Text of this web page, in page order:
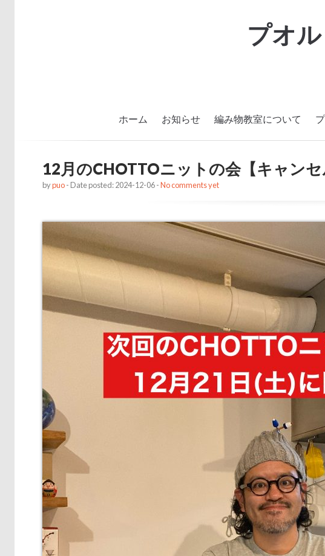
プオ
ホーム お知らせ 編み物教室について
12月のCHOTTOニットの会【キャンセ
bypuo- Date posted: 2024-12-06 -No comments yet